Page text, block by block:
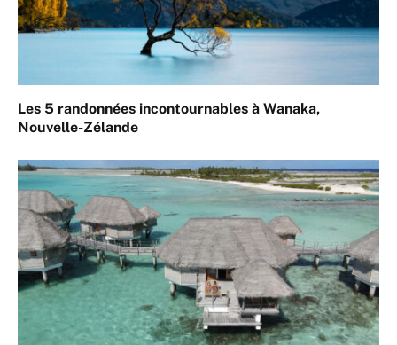
Les 5 randonnées incontournables à Wanaka,
Nouvelle-Zélande